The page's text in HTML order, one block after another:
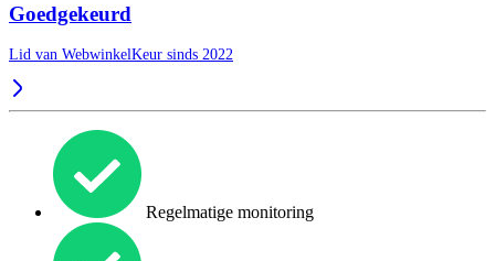
Goedgekeurd
Lid van WebwinkelKeur sinds 2022
Regelmatige monitoring